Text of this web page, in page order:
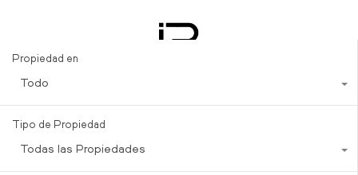
Propiedad en
Todo
Tipo de Propiedad
Todas las Propiedades